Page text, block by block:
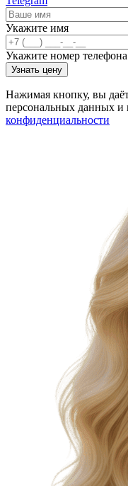
Укажите имя
Укажите номер телефона
Узнать цену
Нажимая кнопку, вы
персональных данных и
конфиденциальности